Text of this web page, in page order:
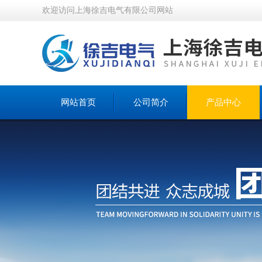
欢迎访问上海徐吉电气有限公司网站
网站首页 公司简介 产品中心